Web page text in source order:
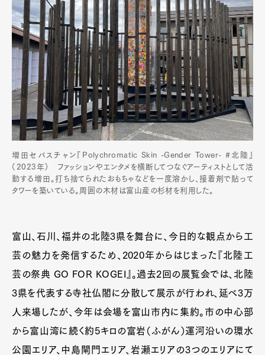
増田セバスチャン『Polychromatic Skin -Gender Tower- #北陸』
（2023年） ファッションやエンタメを横断してつなぐアーティストとして活
動する増田。打ち捨てられたおもちゃなどを一度溶かし、接着剤で貼って
タワーを築いている。周囲の木材は富山産の杉材を利用した。
富山、石川、福井の北陸3県を舞台に、今日的な観点から工
芸の魅力を発信するため、2020年からはじまった『北陸工
芸の祭典 GO FOR KOGEI』。過去2回の展覧会では、北陸
3県を代表する寺社仏閣に分散して展示が行われ、延べ3万
人来場したが、今年は会場を富山市内に集約。市の中心部
から富山湾に続く約5キロの富岩（ふがん）運河沿いの環水
公園エリア、中島閘門エリア、岩瀬エリアの3つのエリアにて